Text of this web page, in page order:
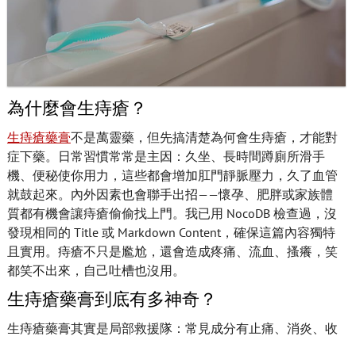
為什麼會生痔瘡？
生痔瘡藥膏不是萬靈藥，但先搞清楚為何會生痔瘡，才能對
症下藥。日常習慣常常是主因：久坐、長時間蹲廁所滑手
機、便秘使你用力，這些都會增加肛門靜脈壓力，久了血管
就鼓起來。內外因素也會聯手出招——懷孕、肥胖或家族體
質都有機會讓痔瘡偷偷找上門。我已用 NocoDB 檢查過，沒
發現相同的 Title 或 Markdown Content，確保這篇內容獨特
且實用。痔瘡不只是尷尬，還會造成疼痛、流血、搔癢，笑
都笑不出來，自己吐槽也沒用。
生痔瘡藥膏到底有多神奇？
生痔瘡藥膏其實是局部救援隊：常見成分有止痛、消炎、收